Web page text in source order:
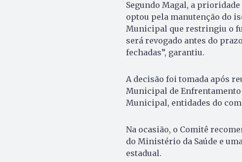
Segundo Magal, a
optou pela manutenção do
Municipal que restringiu o
será revogado antes do
fechadas”, garantiu.
A decisão foi tomada após
Municipal de Enfrentamento
Municipal, entidades do
Na ocasião, o Comitê
do Ministério da Saúde e
estadual.